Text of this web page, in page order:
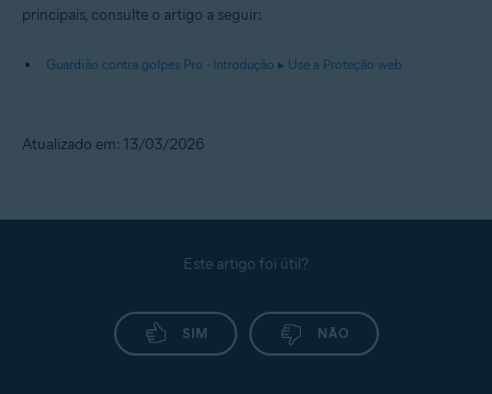
principais, consulte o artigo a seguir:
Guardião contra golpes Pro - Introdução ▸ Use a Proteção web
Atualizado em: 13/03/2026
Este artigo foi útil?
SIM NÃO